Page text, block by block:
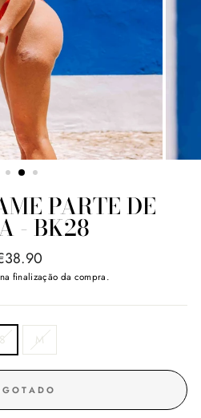
PARTE DE
- BK28
finalização da compra.
M